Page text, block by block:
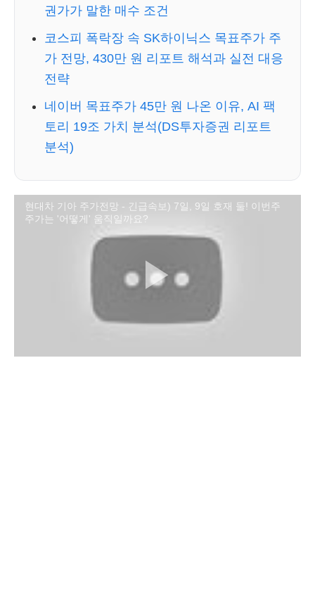
권가가 말한 매수 조건
코스피 폭락장 속 SK하이닉스 목표주가 주
가 전망, 430만 원 리포트 해석과 실전 대응
전략
네이버 목표주가 45만 원 나온 이유, AI 팩
토리 19조 가치 분석(DS투자증권 리포트
분석)
현대차 기아 주가전망 - 긴급속보) 7일, 9일 호재 둘! 이번주
주가는 '어떻게' 움직일까요?